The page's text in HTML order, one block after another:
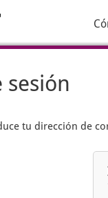
tu dirección de